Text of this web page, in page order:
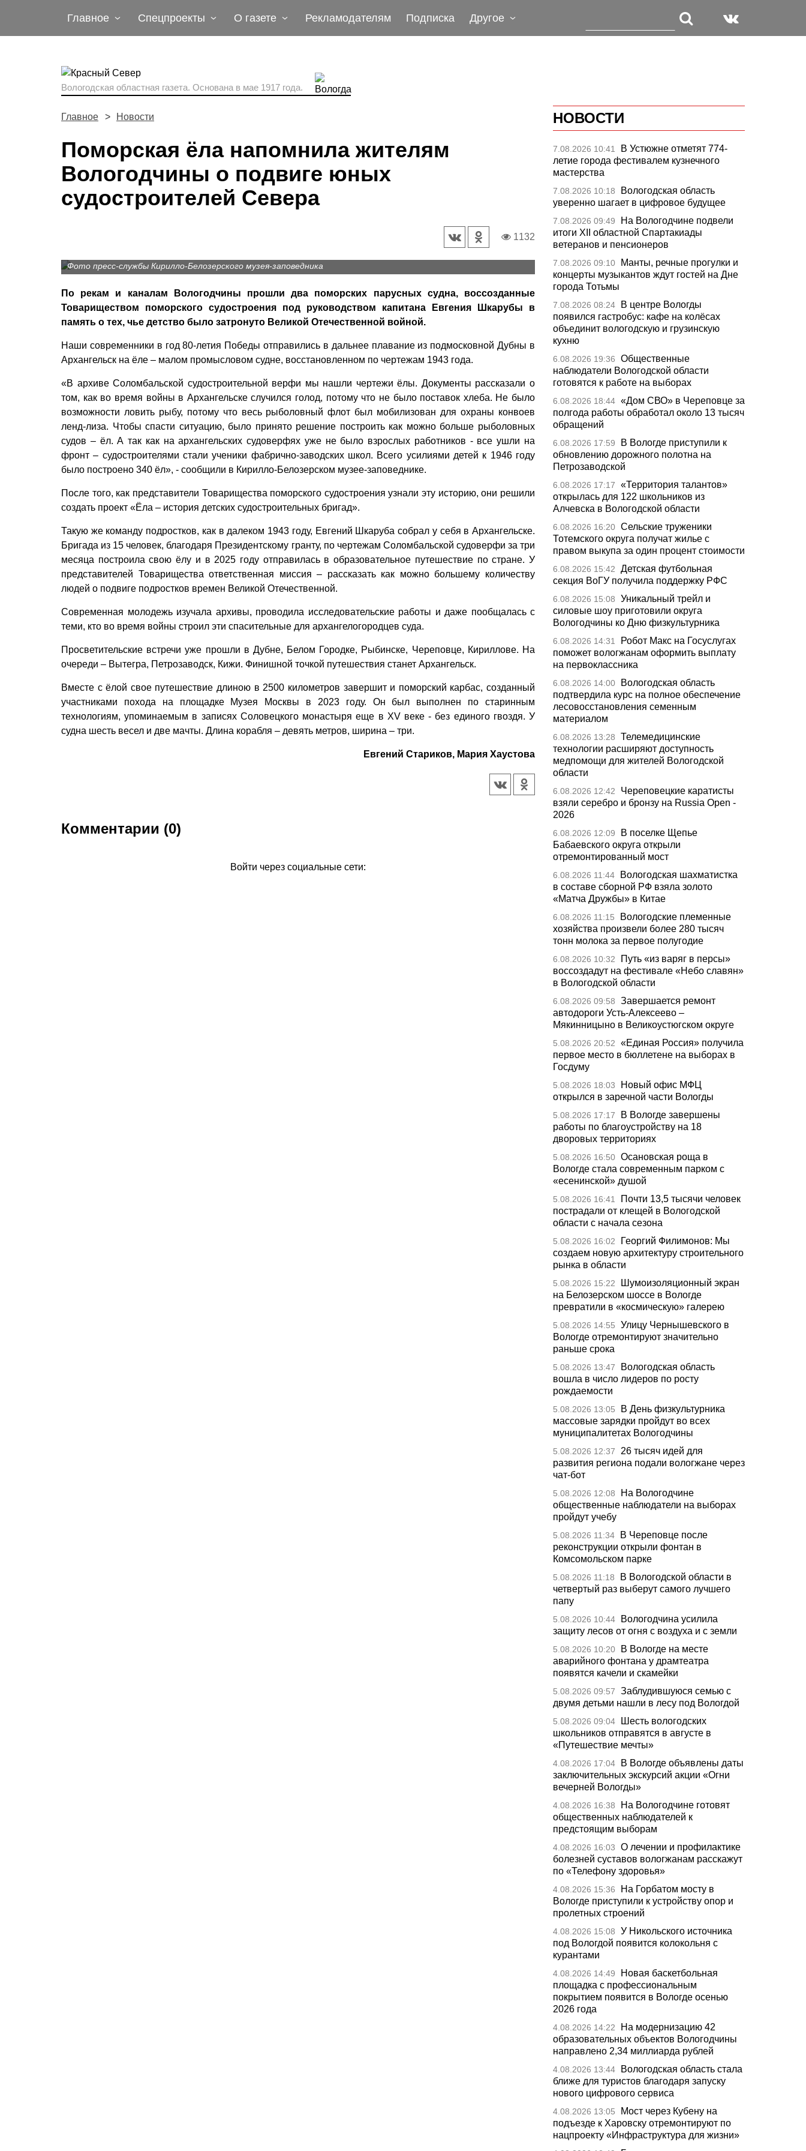
Главное Спецпроекты О газете Рекламодателям Подписка Другое
Вологодская областная газета. Основана в мае 1917 года.
Главное Новости
Поморская ёла напомнила жителям
Вологодчины о подвиге юных
судостроителей Севера
1132
Фото пресс-службы Кирилло-Белозерского музея-заповедника
По рекам и каналам Вологодчины прошли два поморских парусных судна, воссозданные
Товариществом поморского судостроения под руководством капитана Евгения Шкарубы в
память о тех, чье детство было затронуто Великой Отечественной войной.
Наши современники в год 80-летия Победы отправились в дальнее плавание из подмосковной Дубны в
Архангельск на ёле – малом промысловом судне, восстановленном по чертежам 1943 года.
«В архиве Соломбальской судостроительной верфи мы нашли чертежи ёлы. Документы рассказали о
том, как во время войны в Архангельске случился голод, потому что не было поставок хлеба. Не было
возможности ловить рыбу, потому что весь рыболовный флот был мобилизован для охраны конвоев
ленд-лиза. Чтобы спасти ситуацию, было принято решение построить как можно больше рыболовных
судов – ёл. А так как на архангельских судоверфях уже не было взрослых работников - все ушли на
фронт – судостроителями стали ученики фабрично-заводских школ. Всего усилиями детей к 1946 году
было построено 340 ёл», - сообщили в Кирилло-Белозерском музее-заповеднике.
После того, как представители Товарищества поморского судостроения узнали эту историю, они решили
создать проект «Ёла – история детских судостроительных бригад».
Такую же команду подростков, как в далеком 1943 году, Евгений Шкаруба собрал у себя в Архангельске.
Бригада из 15 человек, благодаря Президентскому гранту, по чертежам Соломбальской судоверфи за три
месяца построила свою ёлу и в 2025 году отправилась в образовательное путешествие по стране. У
представителей Товарищества ответственная миссия – рассказать как можно большему количеству
людей о подвиге подростков времен Великой Отечественной.
Современная молодежь изучала архивы, проводила исследовательские работы и даже пообщалась с
теми, кто во время войны строил эти спасительные для архангелогородцев суда.
Просветительские встречи уже прошли в Дубне, Белом Городке, Рыбинске, Череповце, Кириллове. На
очереди – Вытегра, Петрозаводск, Кижи. Финишной точкой путешествия станет Архангельск.
Вместе с ёлой свое путешествие длиною в 2500 километров завершит и поморский карбас, созданный
участниками похода на площадке Музея Москвы в 2023 году. Он был выполнен по старинным
технологиям, упоминаемым в записях Соловецкого монастыря еще в XV веке - без единого гвоздя. У
судна шесть весел и две мачты. Длина корабля – девять метров, ширина – три.
Евгений Стариков, Мария Хаустова
Комментарии (0)
Войти через социальные сети:
НОВОСТИ
7.08.2026 10:41
В Устюжне отметят 774-
летие города фестивалем кузнечного
мастерства
7.08.2026 10:18
Вологодская область
уверенно шагает в цифровое будущее
7.08.2026 09:49
На Вологодчине подвели
итоги XII областной Спартакиады
ветеранов и пенсионеров
7.08.2026 09:10
Манты, речные прогулки и
концерты музыкантов ждут гостей на Дне
города Тотьмы
7.08.2026 08:24
В центре Вологды
появился гастробус: кафе на колёсах
объединит вологодскую и грузинскую
кухню
6.08.2026 19:36
Общественные
наблюдатели Вологодской области
готовятся к работе на выборах
6.08.2026 18:44 «Дом СВО» в Череповце за
полгода работы обработал около 13 тысяч
обращений
6.08.2026 17:59
В Вологде приступили к
обновлению дорожного полотна на
Петрозаводской
6.08.2026 17:17
«Территория талантов»
открылась для 122 школьников из
Алчевска в Вологодской области
6.08.2026 16:20 Сельские труженики
Тотемского округа получат жилье с
правом выкупа за один процент стоимости
6.08.2026 15:42
Детская футбольная
секция ВоГУ получила поддержку РФС
6.08.2026 15:08
Уникальный трейл и
силовые шоу приготовили округа
Вологодчины ко Дню физкультурника
6.08.2026 14:31
Робот Макс на Госуслугах
поможет вологжанам оформить выплату
на первоклассника
6.08.2026 14:00
Вологодская область
подтвердила курс на полное обеспечение
лесовосстановления семенным
материалом
6.08.2026 13:28
Телемедицинские
технологии расширяют доступность
медпомощи для жителей Вологодской
области
6.08.2026 12:42
Череповецкие каратисты
взяли серебро и бронзу на Russia Open -
2026
6.08.2026 12:09
В поселке Щепье
Бабаевского округа открыли
отремонтированный мост
6.08.2026 11:44
Вологодская шахматистка
в составе сборной РФ взяла золото
«Матча Дружбы» в Китае
6.08.2026 11:15
Вологодские племенные
хозяйства произвели более 280 тысяч
тонн молока за первое полугодие
6.08.2026 10:32
Путь «из варяг в персы»
воссоздадут на фестивале «Небо славян»
в Вологодской области
6.08.2026 09:58
Завершается ремонт
автодороги Усть-Алексеево –
Мякинницыно в Великоустюгском округе
5.08.2026 20:52
«Единая Россия» получила
первое место в бюллетене на выборах в
Госдуму
5.08.2026 18:03
Новый офис МФЦ
открылся в заречной части Вологды
5.08.2026 17:17
В Вологде завершены
работы по благоустройству на 18
дворовых территориях
5.08.2026 16:50 Осановская роща в
Вологде стала современным парком с
«есенинской» душой
5.08.2026 16:41
Почти 13,5 тысячи человек
пострадали от клещей в Вологодской
области с начала сезона
5.08.2026 16:02
Георгий Филимонов: Мы
создаем новую архитектуру строительного
рынка в области
5.08.2026 15:22
Шумоизоляционный экран
на Белозерском шоссе в Вологде
превратили в «космическую» галерею
5.08.2026 14:55
Улицу Чернышевского в
Вологде отремонтируют значительно
раньше срока
5.08.2026 13:47
Вологодская область
вошла в число лидеров по росту
рождаемости
5.08.2026 13:05
В День физкультурника
массовые зарядки пройдут во всех
муниципалитетах Вологодчины
5.08.2026 12:37
26 тысяч идей для
развития региона подали вологжане через
чат-бот
5.08.2026 12:08
На Вологодчине
общественные наблюдатели на выборах
пройдут учебу
5.08.2026 11:34
В Череповце после
реконструкции открыли фонтан в
Комсомольском парке
5.08.2026 11:18
В Вологодской области в
четвертый раз выберут самого лучшего
папу
5.08.2026 10:44
Вологодчина усилила
защиту лесов от огня с воздуха и с земли
5.08.2026 10:20
В Вологде на месте
аварийного фонтана у драмтеатра
появятся качели и скамейки
5.08.2026 09:57
Заблудившуюся семью с
двумя детьми нашли в лесу под Вологдой
5.08.2026 09:04
Шесть вологодских
школьников отправятся в августе в
«Путешествие мечты»
4.08.2026 17:04
В Вологде объявлены даты
заключительных экскурсий акции «Огни
вечерней Вологды»
4.08.2026 16:38
На Вологодчине готовят
общественных наблюдателей к
предстоящим выборам
4.08.2026 16:03
О лечении и профилактике
болезней суставов вологжанам расскажут
по «Телефону здоровья»
4.08.2026 15:36
На Горбатом мосту в
Вологде приступили к устройству опор и
пролетных строений
4.08.2026 15:08
У Никольского источника
под Вологдой появится колокольня с
курантами
4.08.2026 14:49
Новая баскетбольная
площадка с профессиональным
покрытием появится в Вологде осенью
2026 года
4.08.2026 14:22
На модернизацию 42
образовательных объектов Вологодчины
направлено 2,34 миллиарда рублей
4.08.2026 13:44
Вологодская область стала
ближе для туристов благодаря запуску
нового цифрового сервиса
4.08.2026 13:05
Мост через Кубену на
подъезде к Харовску отремонтируют по
нацпроекту «Инфраструктура для жизни»